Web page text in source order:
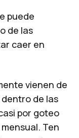
puede
de las
caer en
vienen de
de las
por goteo
Ten